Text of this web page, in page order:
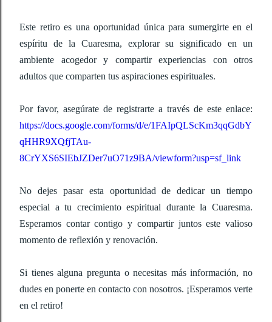
Este retiro es una oportunidad única para sumergirte en el
espíritu de la Cuaresma, explorar su significado en un
ambiente acogedor y compartir experiencias con otros
adultos que comparten tus aspiraciones espirituales.
https://docs.google.com/forms/d/e/1FAIpQLScKm3qqGdbY
qHHR9XQfjTAu-
8CrYXS6SIEbJZDer7uO71z9BA/viewform?usp=sf_link
No dejes pasar esta oportunidad de dedicar un tiempo
especial a tu crecimiento espiritual durante la Cuaresma.
Esperamos contar contigo y compartir juntos este valioso
momento de reflexión y renovación.
Si tienes alguna pregunta o necesitas más información, no
dudes en ponerte en contacto con nosotros. ¡Esperamos verte
en el retiro!